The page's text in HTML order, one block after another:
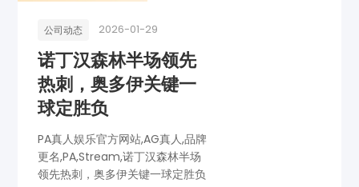
公司动态 2026-01-29
诺丁汉森林半场领先
热刺，奥多伊关键一
球定胜负
PA真人娱乐官方网站,AG真人,品牌
更名,PA,Stream,诺丁汉森林半场
领先热刺，奥多伊关键一球定胜负